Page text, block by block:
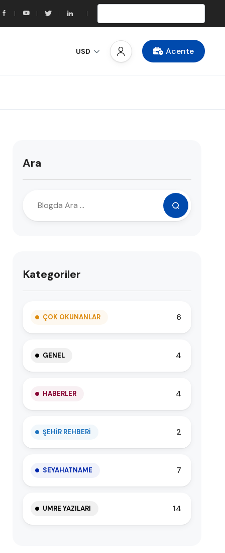
USD Acente
Ara
Kategoriler
ÇOK OKUNANLAR 6
GENEL 4
HABERLER 4
ŞEHIR REHBERI 2
SEYAHATNAME 7
UMRE YAZILARI 14